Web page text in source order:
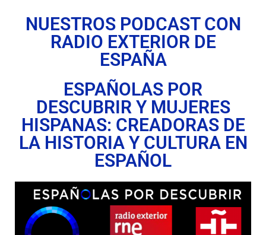
NUESTROS PODCAST CON
RADIO EXTERIOR DE
ESPAÑA
ESPAÑOLAS POR
DESCUBRIR Y MUJERES
HISPANAS: CREADORAS DE
LA HISTORIA Y CULTURA EN
ESPAÑOL